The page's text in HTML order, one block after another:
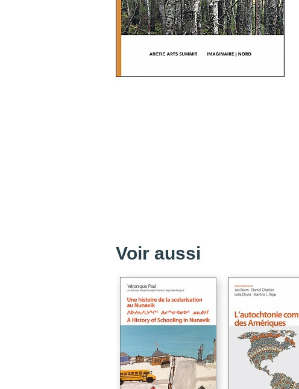
Voir aussi